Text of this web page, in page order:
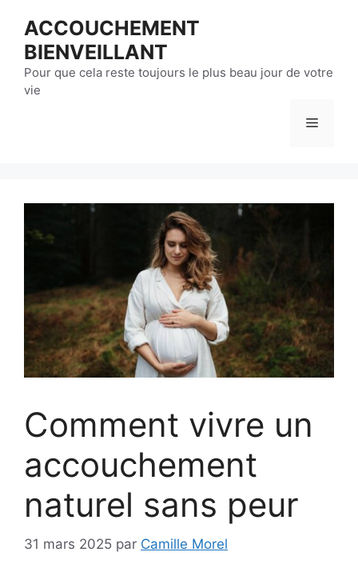
contenu
ACCOUCHEMENT
BIENVEILLANT
Pour que cela reste toujours le plus beau jour de votre
vie
Menu
Comment vivre un
accouchement
naturel sans peur
31 mars 2025 par Camille Morel